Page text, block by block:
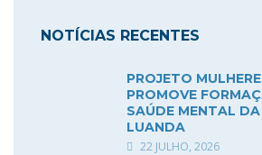
NOTÍCIAS RECENTES
PROJETO
PROMOVE
SAÚDE MENTAL DA
LUANDA
22 JULHO, 2026